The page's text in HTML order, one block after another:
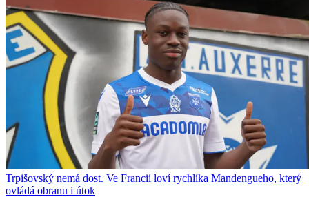
Trpišovský nemá dost. Ve Francii loví rychlíka Mandengueho, který
ovládá obranu i útok